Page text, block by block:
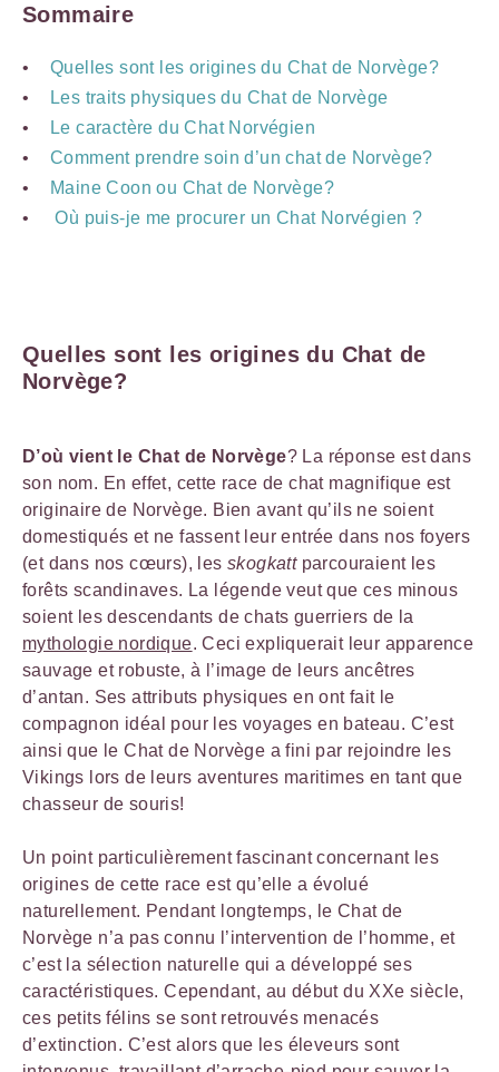
Sommaire
Quelles sont les origines du Chat de Norvège?
Les traits physiques du Chat de Norvège
Le caractère du Chat Norvégien
Comment prendre soin d’un chat de Norvège?
Maine Coon ou Chat de Norvège?
Où puis-je me procurer un Chat Norvégien ?
Quelles sont les origines du Chat de
Norvège?
D’où vient le Chat de Norvège? La réponse est dans
son nom. En effet, cette race de chat magnifique est
originaire de Norvège. Bien avant qu’ils ne soient
domestiqués et ne fassent leur entrée dans nos foyers
(et dans nos cœurs), les skogkattparcouraient les
forêts scandinaves. La légende veut que ces minous
soient les descendants de chats guerriers de la
mythologie nordique. Ceci expliquerait leur apparence
sauvage et robuste, à l’image de leurs ancêtres
d’antan. Ses attributs physiques en ont fait le
compagnon idéal pour les voyages en bateau. C’est
ainsi que le Chat de Norvège a fini par rejoindre les
Vikings lors de leurs aventures maritimes en tant que
chasseur de souris!
Un point particulièrement fascinant concernant les
origines de cette race est qu’elle a évolué
naturellement. Pendant longtemps, le Chat de
Norvège n’a pas connu l’intervention de l’homme, et
c’est la sélection naturelle qui a développé ses
caractéristiques. Cependant, au début du XXe siècle,
ces petits félins se sont retrouvés menacés
d’extinction. C’est alors que les éleveurs sont